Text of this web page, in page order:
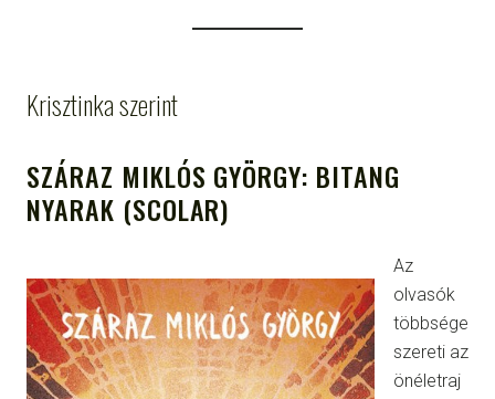
Krisztinka szerint
SZÁRAZ MIKLÓS GYÖRGY: BITANG
NYARAK (SCOLAR)
Az
olvasók
többsége
szereti az
önéletraj